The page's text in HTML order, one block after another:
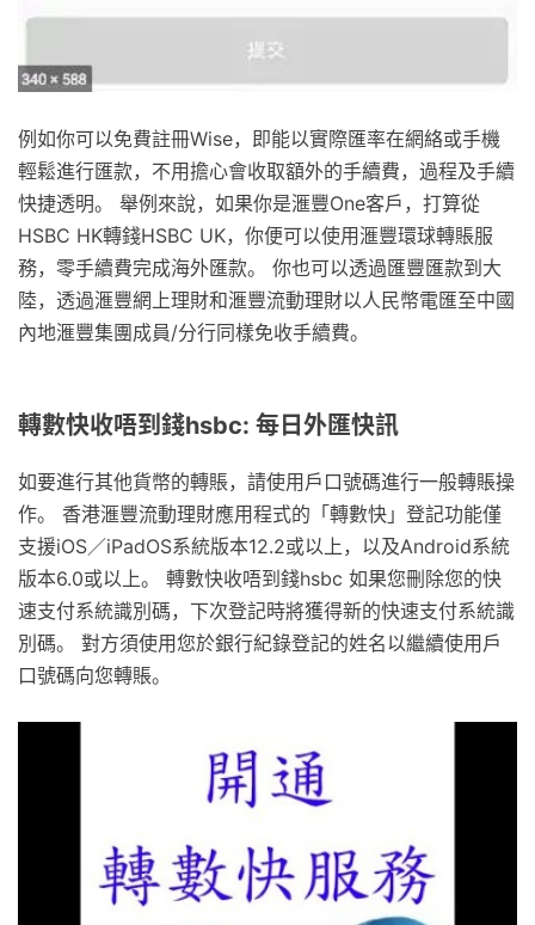
例如你可以免費註冊Wise，即能以實際匯率在網絡或手機
輕鬆進行匯款，不用擔心會收取額外的手續費，過程及手續
快捷透明。 舉例來說，如果你是滙豐One客戶，打算從
HSBC HK轉錢HSBC UK，你便可以使用滙豐環球轉賬服
務，零手續費完成海外匯款。 你也可以透過匯豐匯款到大
陸，透過滙豐網上理財和滙豐流動理財以人民幣電匯至中國
內地滙豐集團成員/分行同樣免收手續費。
轉數快收唔到錢hsbc: 每日外匯快訊
如要進行其他貨幣的轉賬，請使用戶口號碼進行一般轉賬操
作。 香港滙豐流動理財應用程式的「轉數快」登記功能僅
支援iOS／iPadOS系統版本12.2或以上，以及Android系統
版本6.0或以上。 轉數快收唔到錢hsbc 如果您刪除您的快
速支付系統識別碼，下次登記時將獲得新的快速支付系統識
別碼。 對方須使用您於銀行紀錄登記的姓名以繼續使用戶
口號碼向您轉賬。